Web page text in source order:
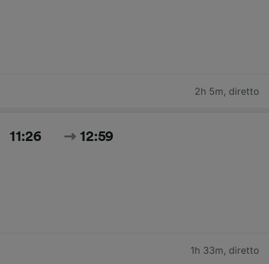
2h 5m, diretto
11:26 12:59
1h 33m, diretto